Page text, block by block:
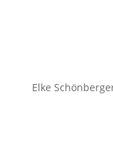
Elke